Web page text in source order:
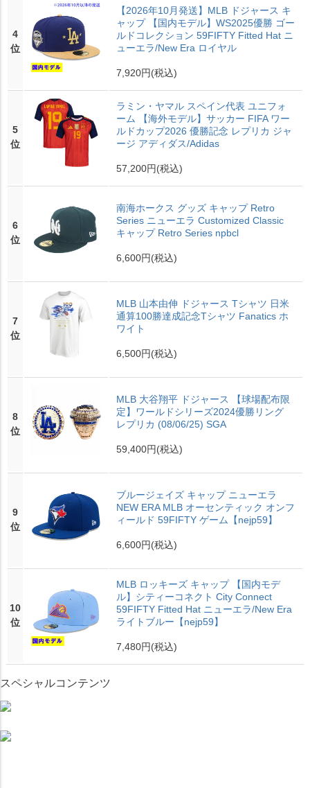
4
位
【2026年10月発送】MLB ドジャース キ
ャップ 【国内モデル】WS2025優勝 ゴー
ルドコレクション 59FIFTY Fitted Hat ニ
ューエラ/New Era ロイヤル
7,920円(税込)
5
位
ラミン・ヤマル スペイン代表 ユニフォ
ーム 【海外モデル】サッカー FIFA ワー
ルドカップ2026 優勝記念 レプリカ ジャ
ージ アディダス/Adidas
57,200円(税込)
6
位
南海ホークス グッズ キャップ Retro
Series ニューエラ Customized Classic
キャップ Retro Series npbcl
6,600円(税込)
7
位
MLB 山本由伸 ドジャース Tシャツ 日米
通算100勝達成記念Tシャツ Fanatics ホ
ワイト
6,500円(税込)
8
位
MLB 大谷翔平 ドジャース 【球場配布限
定】ワールドシリーズ2024優勝リング
レプリカ (08/06/25) SGA
59,400円(税込)
9
位
ブルージェイズ キャップ ニューエラ
NEW ERA MLB オーセンティック オンフ
ィールド 59FIFTY ゲーム【nejp59】
6,600円(税込)
10
位
MLB ロッキーズ キャップ 【国内モデ
ル】シティーコネクト City Connect
59FIFTY Fitted Hat ニューエラ/New Era
ライトブルー【nejp59】
7,480円(税込)
スペシャルコンテンツ